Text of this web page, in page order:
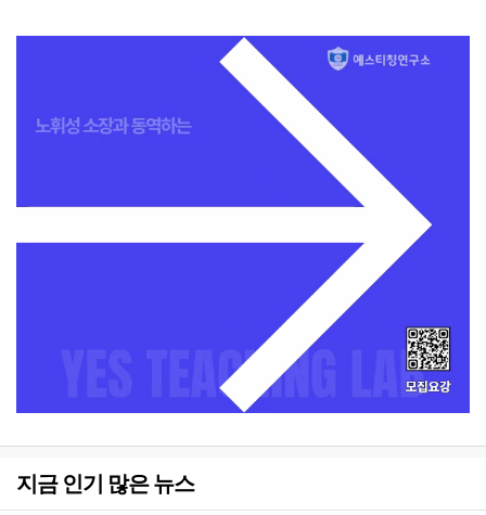
지금 인기 많은 뉴스